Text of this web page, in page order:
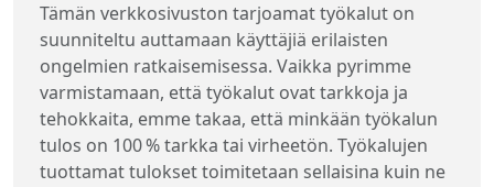
Tämän verkkosivuston tarjoamat työkalut on
suunniteltu auttamaan käyttäjiä erilaisten
ongelmien ratkaisemisessa. Vaikka pyrimme
varmistamaan, että työkalut ovat tarkkoja ja
tehokkaita, emme takaa, että minkään työkalun
tulos on 100 % tarkka tai virheetön. Työkalujen
tuottamat tulokset toimitetaan sellaisina kuin ne